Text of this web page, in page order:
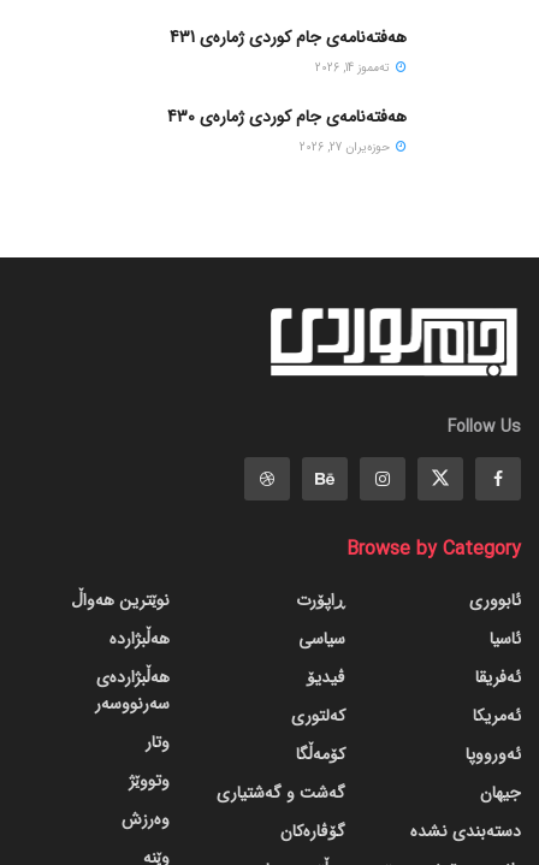
هەفتەنامەی جام کوردی ژمارەی 431
ته‌مموز 14, 2026
هەفتەنامەی جام کوردی ژمارەی 430
حوزه‌یران 27, 2026
Follow Us
Browse by Category
ئابووری
ئاسیا
ئەفریقا
ئەمریکا
ئەورووپا
جیهان
دسته‌بندی نشده
ڕاپۆرت
سیاسی
ڤیدیۆ
کەلتوری
کۆمەڵگا
گه‌شت و گه‌شتیاری
گۆڤاره‌کان
نوێترین هەواڵ
هەڵبژاردە
هەڵبژاردەی
سەرنووسەر
وتار
وتووێژ
وەرزش
وێنە